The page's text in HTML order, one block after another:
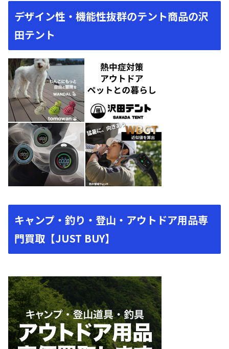
デザイン性・機能性抜群のテント商品の沢
田テント
キャンプ・釣り・登山・アウトドア用品専
門買取【JUST BUY】